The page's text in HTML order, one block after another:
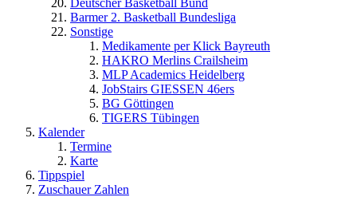
Barmer 2. Basketball Bundesliga
Sonstige
Medikamente per Klick Bayreuth
HAKRO Merlins Crailsheim
MLP Academics Heidelberg
JobStairs GIESSEN 46ers
BG Göttingen
TIGERS Tübingen
Kalender
Termine
Karte
Tippspiel
Zuschauer Zahlen